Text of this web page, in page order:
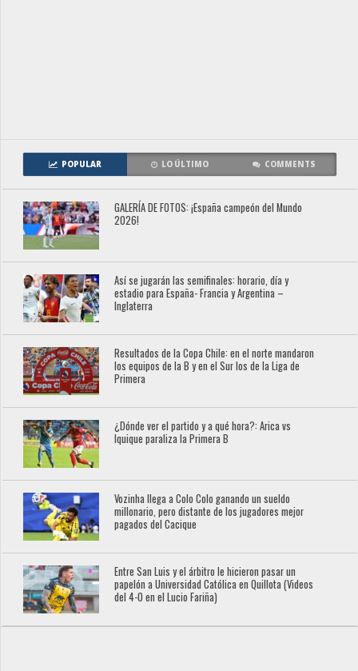
POPULAR LO ÚLTIMO COMMENTS
GALERÍA DE FOTOS: ¡España campeón del Mundo
2026!
Así se jugarán las semifinales: horario, día y
estadio para España- Francia y Argentina –
Inglaterra
Resultados de la Copa Chile: en el norte mandaron
los equipos de la B y en el Sur los de la Liga de
Primera
¿Dónde ver el partido y a qué hora?: Arica vs
Iquique paraliza la Primera B
Vozinha llega a Colo Colo ganando un sueldo
millonario, pero distante de los jugadores mejor
pagados del Cacique
Entre San Luis y el árbitro le hicieron pasar un
papelón a Universidad Católica en Quillota (Videos
del 4-0 en el Lucio Fariña)